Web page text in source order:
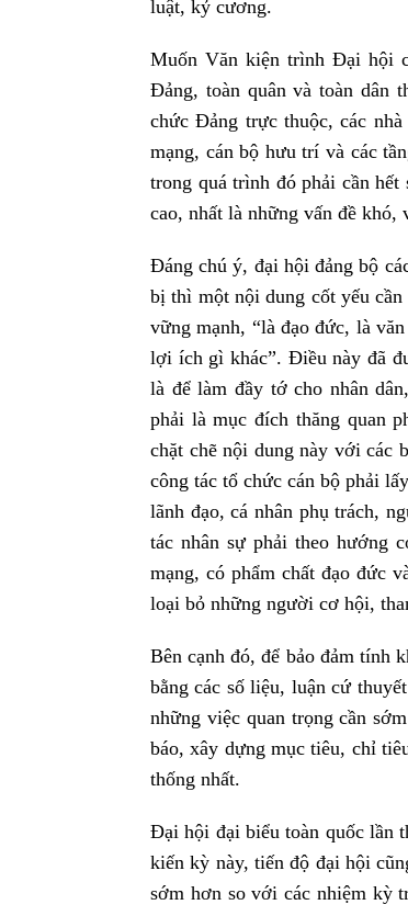
luật, kỷ cương.
Muốn Văn kiện trình Đại hội
Đảng, toàn quân và toàn dân
chức Đảng trực thuộc, các
mạng, cán bộ hưu trí và các
trong quá trình đó phải cần
cao, nhất là những vấn đề khó,
Đáng chú ý, đại hội đảng bộ
bị thì một nội dung cốt yếu
vững mạnh, “là đạo đức, là
lợi ích gì khác”. Điều này đã
là để làm đầy tớ cho nhân
phải là mục đích thăng quan
chặt chẽ nội dung này với các
công tác tổ chức cán bộ phải
lãnh đạo, cá nhân phụ trách,
tác nhân sự phải theo hướng
mạng, có phẩm chất đạo đức
loại bỏ những người cơ hội,
Bên cạnh đó, để bảo đảm tính
bằng các số liệu, luận cứ
những việc quan trọng cần
báo, xây dựng mục tiêu, chỉ
thống nhất.
Đại hội đại biểu toàn quốc lần
kiến kỳ này, tiến độ đại hội
sớm hơn so với các nhiệm kỳ